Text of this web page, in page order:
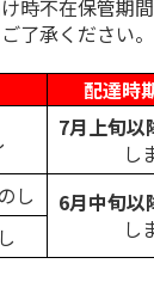
時不在保管期
了承ください。
配達時
7月上旬以
し
し 6月中旬以
し